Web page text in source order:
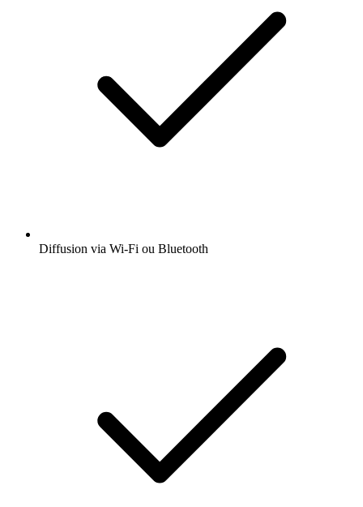
Diffusion via Wi-Fi ou Bluetooth